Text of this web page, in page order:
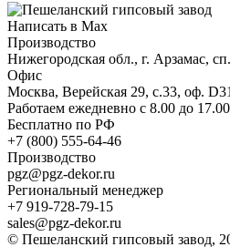
Написать в Max
Производство
Нижегородская обл., г. Арзамас,
Офис
Москва, Верейская 29, с.33, оф.
Работаем ежедневно с 8.00 до 17.00
Бесплатно по РФ
+7 (800) 555-64-46
Производство
pgz@pgz-dekor.ru
Региональный менеджер
+7 919-728-79-15
sales@pgz-dekor.ru
© Пешеланский гипсовый завод,